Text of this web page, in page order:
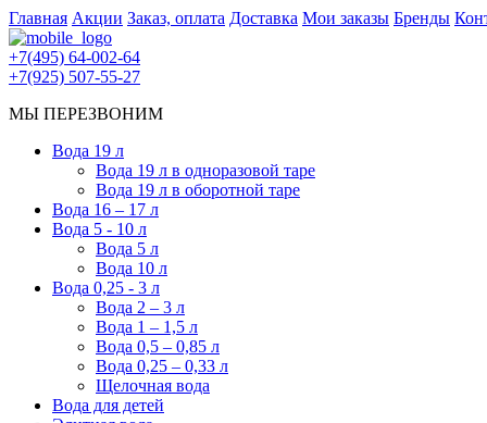
Главная Акции Заказ, оплата Доставка Мои заказы Бренды
+7(495) 64-002-64
+7(925) 507-55-27
МЫ ПЕРЕЗВОНИМ
Вода 19 л
Вода 19 л в одноразовой таре
Вода 19 л в оборотной таре
Вода 16 – 17 л
Вода 5 - 10 л
Вода 5 л
Вода 10 л
Вода 0,25 - 3 л
Вода 2 – 3 л
Вода 1 – 1,5 л
Вода 0,5 – 0,85 л
Вода 0,25 – 0,33 л
Щелочная вода
Вода для детей